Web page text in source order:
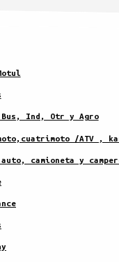
Bus, Ind, Otr y Agro
/ATV ,
camioneta y